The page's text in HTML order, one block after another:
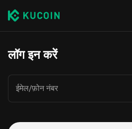
लॉग इन करें
ईमेल/फ़ोन नंबर